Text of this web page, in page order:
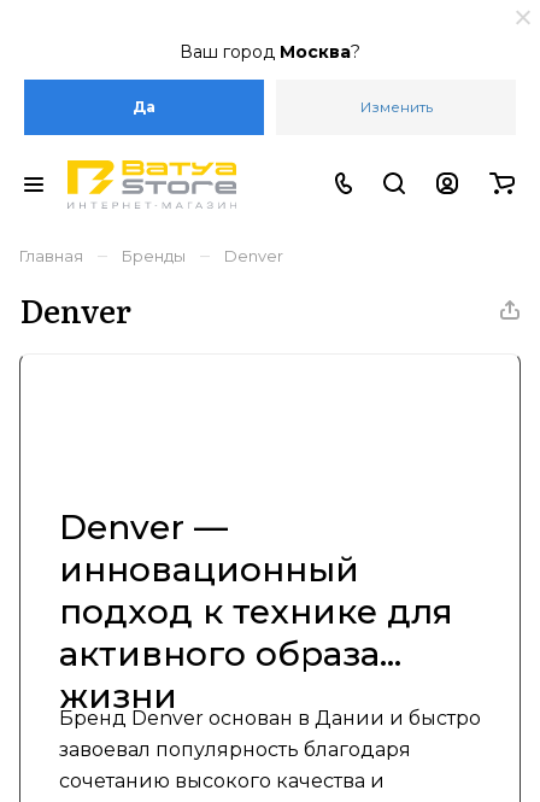
Ваш город Москва?
Да Изменить
Главная – Бренды – Denver
Denver
Denver —
инновационный
подход к технике для
активного образа
жизни
Бренд Denver основан в Дании и быстро
завоевал популярность благодаря
сочетанию высокого качества и